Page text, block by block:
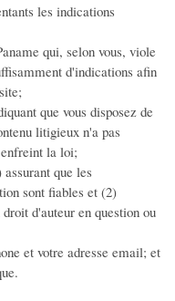
les indications
qui, selon vous, viole
d'indications afin
que vous disposez de
litigieux n'a pas
la loi;
que les
sont fiables et (2)
d'auteur en question ou
et votre adresse email; et